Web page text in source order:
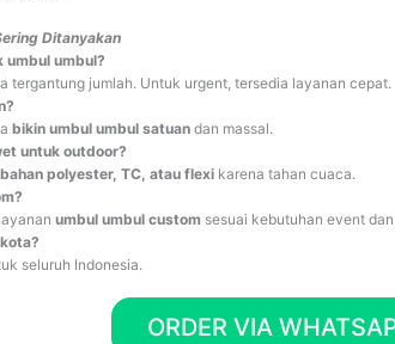
Ditanyakan
umbul umbul?
tergantung jumlah. Untuk urgent, tersedia layanan cepat.
bikin umbul umbul satuan dan massal.
untuk outdoor?
bahan polyester, TC, atau flexi karena tahan cuaca.
umbul umbul custom sesuai kebutuhan event
seluruh Indonesia.
ORDER VIA